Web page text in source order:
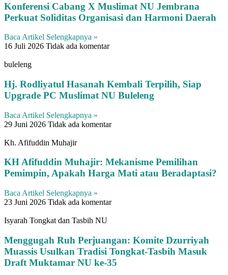
Konferensi Cabang X Muslimat NU Jembrana
Perkuat Soliditas Organisasi dan Harmoni Daerah
Baca Artikel Selengkapnya »
16 Juli 2026 Tidak ada komentar
buleleng
Hj. Rodliyatul Hasanah Kembali Terpilih, Siap
Upgrade PC Muslimat NU Buleleng
Baca Artikel Selengkapnya »
29 Juni 2026 Tidak ada komentar
Kh. Afifuddin Muhajir
KH Afifuddin Muhajir: Mekanisme Pemilihan
Pemimpin, Apakah Harga Mati atau Beradaptasi?
Baca Artikel Selengkapnya »
23 Juni 2026 Tidak ada komentar
​Isyarah Tongkat dan Tasbih NU
Menggugah Ruh Perjuangan: Komite Dzurriyah
Muassis Usulkan Tradisi Tongkat-Tasbih Masuk
Draft Muktamar NU ke-35